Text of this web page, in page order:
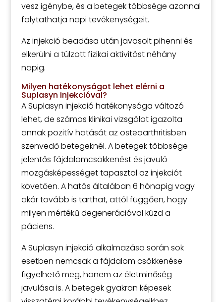
vesz igénybe, és a betegek többsége azonnal
folytathatja napi tevékenységeit.
Az injekció beadása után javasolt pihenni és
elkerülni a túlzott fizikai aktivitást néhány
napig.
Milyen hatékonyságot lehet elérni a
Suplasyn injekcióval?
A Suplasyn injekció hatékonysága változó
lehet, de számos klinikai vizsgálat igazolta
annak pozitív hatását az osteoarthritisben
szenvedő betegeknél. A betegek többsége
jelentős fájdalomcsökkenést és javuló
mozgásképességet tapasztal az injekciót
követően. A hatás általában 6 hónapig vagy
akár tovább is tarthat, attól függően, hogy
milyen mértékű degenerációval küzd a
páciens.
A Suplasyn injekció alkalmazása során sok
esetben nemcsak a fájdalom csökkenése
figyelhető meg, hanem az életminőség
javulása is. A betegek gyakran képesek